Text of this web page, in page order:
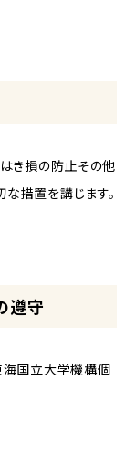
き損の防止その他
措置を講じます。
遵守
海国立大学機構個